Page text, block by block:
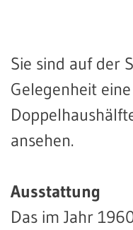
Sie sind auf der
Gelegenheit
ansehen.
Ausstattung
Das im Jahr